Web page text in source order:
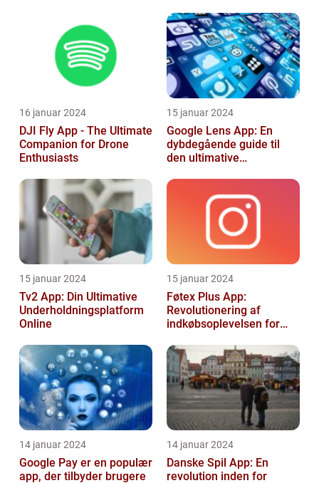
16 januar 2024
DJI Fly App - The Ultimate
Companion for Drone
Enthusiasts
15 januar 2024
Google Lens App: En
dybdegående guide til
den ultimative
15 januar 2024
Tv2 App: Din Ultimative
Underholdningsplatform
Online
15 januar 2024
Føtex Plus App:
Revolutionering af
indkøbsoplevelsen for
14 januar 2024
Google Pay er en populær
app, der tilbyder brugere
14 januar 2024
Danske Spil App: En
revolution inden for